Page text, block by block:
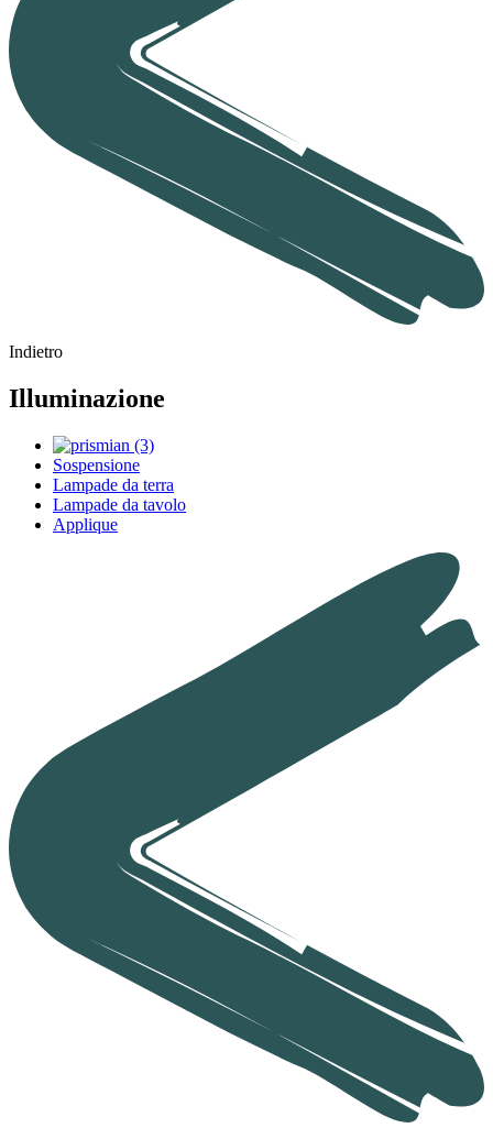
Indietro
Illuminazione
Sospensione
Lampade da terra
Lampade da tavolo
Applique